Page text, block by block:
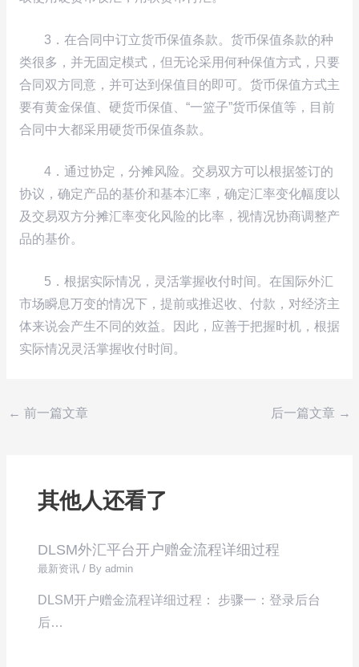
3．在合同中订立货币保值条款。货币保值条款的种
类很多，并无固定模式，但无论采用何种保值方式，只要
合同双方同意，并可达到保值目的即可。货币保值方式主
要有黄金保值、硬货币保值、“一篮子”货币保值等，目前
合同中大都采用硬货币保值条款。
4．通过协定，分摊风险。交易双方可以根据签订的
协议，确定产品的基价和基本汇率，确定汇率变化幅度以
及交易双方分摊汇率变化风险的比率，视情况协商调整产
品的基价。
5．根据实际情况，灵活掌握收付时间。在国际外汇
市场瞬息万变的情况下，提前或推迟收、付款，对经济主
体来说会产生不同的效益。因此，应善于把握时机，根据
实际情况灵活掌握收付时间。
← 前一篇文章 后一篇文章 →
其他人还看了
DLSM外汇平台开户赠金流程详细过程
最新资讯 / Byadmin
DLSM开户赠金流程详细过程： 步骤一：登录后台
后…